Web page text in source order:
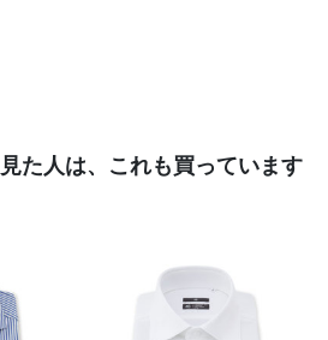
た人は、これも買っています